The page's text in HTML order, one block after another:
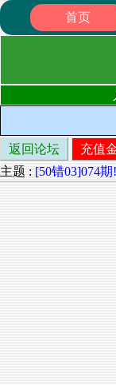
首页
返回论坛 充值
主题 : [50错03]074